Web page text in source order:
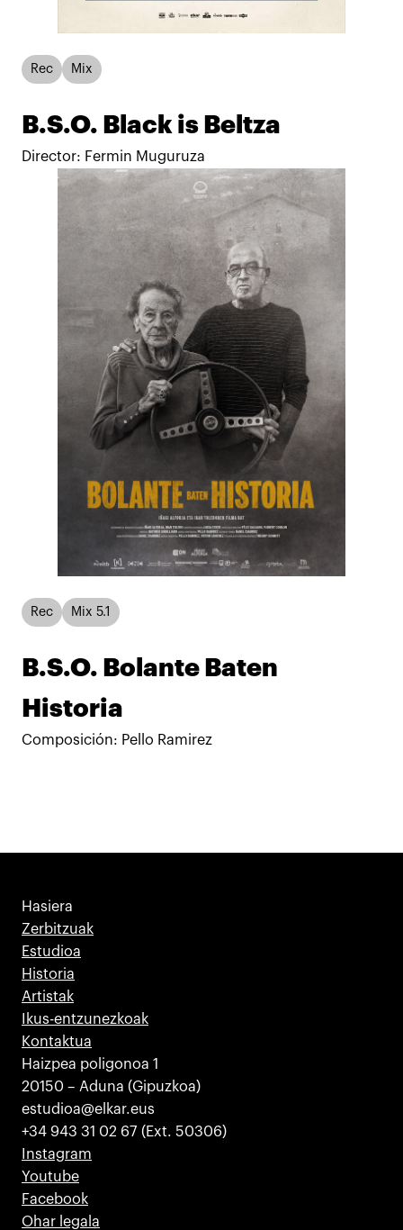
Rec Mix
B.S.O. Black is Beltza
Director: Fermin Muguruza
Rec Mix 5.1
B.S.O. Bolante Baten
Historia
Composición: Pello Ramirez
Hasiera
Zerbitzuak
Estudioa
Historia
Artistak
Ikus-entzunezkoak
Kontaktua
Haizpea poligonoa 1
20150 – Aduna (Gipuzkoa)
estudioa@elkar.eus
+34 943 31 02 67 (Ext. 50306)
Instagram
Youtube
Facebook
Ohar legala